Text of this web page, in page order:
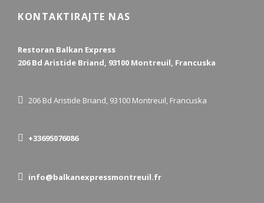
KONTAKTIRAJTE NAS
Restoran Balkan Express
206 Bd Aristide Briand, 93100 Montreuil, Francuska
206 Bd Aristide Briand, 93100 Montreuil, Francuska
+33695076086
info@balkanexpressmontreuil.fr